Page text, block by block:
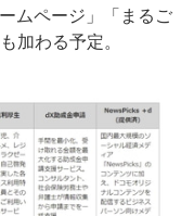
ムページ」「まるご
加わる予定。